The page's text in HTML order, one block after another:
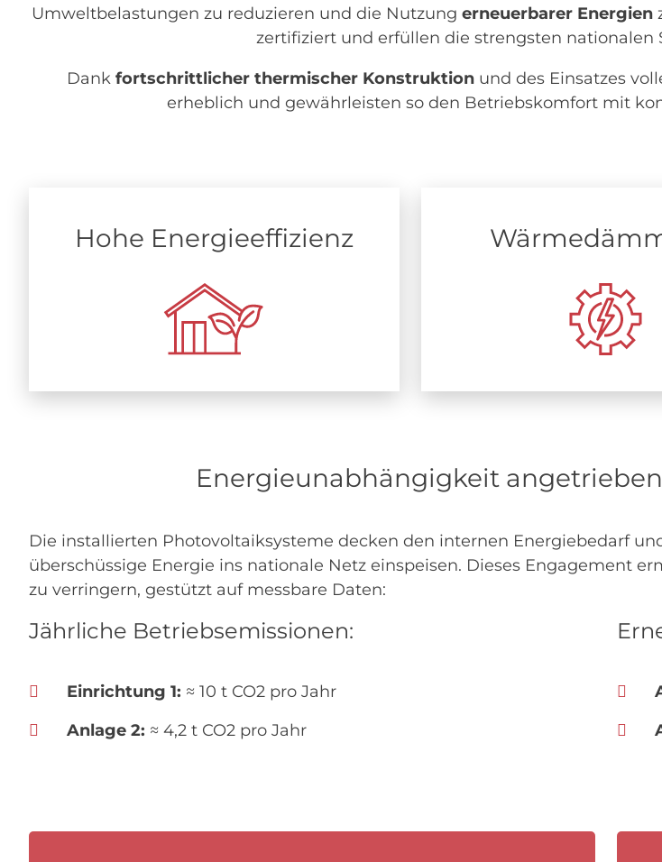
Umweltbelastungen zu reduzieren und die Nutzung erneuerbarer Energien
zertifiziert und erfüllen die strengsten nationalen
Dank fortschrittlicher thermischer Konstruktion und des Einsatzes
erheblich und gewährleisten so den Betriebskomfort mit
Hohe Energieeffizienz
Energieunabhängigkeit
Die installierten Photovoltaiksysteme decken den internen Energiebedarf
überschüssige Energie ins nationale Netz einspeisen. Dieses Engagement
zu verringern, gestützt auf messbare Daten:
Jährliche Betriebsemissionen:
Einrichtung 1: ≈ 10 t CO2 pro Jahr
Anlage 2: ≈ 4,2 t CO2 pro Jahr